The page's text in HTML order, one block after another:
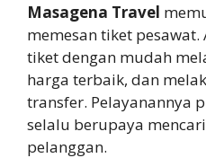
Masagena Travel
memesan tiket
tiket dengan mudah
harga terbaik, dan
transfer. Pelayanannya
selalu berupaya
pelanggan.